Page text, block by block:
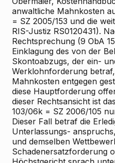
anwaltliche Mahnkosten
= SZ 2005/153 und die
RIS-Justiz RS0120431).
Rechtsprechung (9 ObA
Einklagung des von der
Skontoabzugs, der ein-
Werklohnforderung
Mahnkosten entgegen
diese Hauptforderung
dieser Rechtsansicht ist
103/06k = SZ 2006/105
Dieser Fall betraf die
Unterlassungs-
und demselben
Schadenersatzforderung